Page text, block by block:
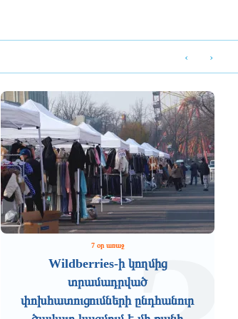
7 օր առաջ
Wildberries-ի կողմից
տրամադրված
փոխհատուցումների ընդհանուր
‹ ›